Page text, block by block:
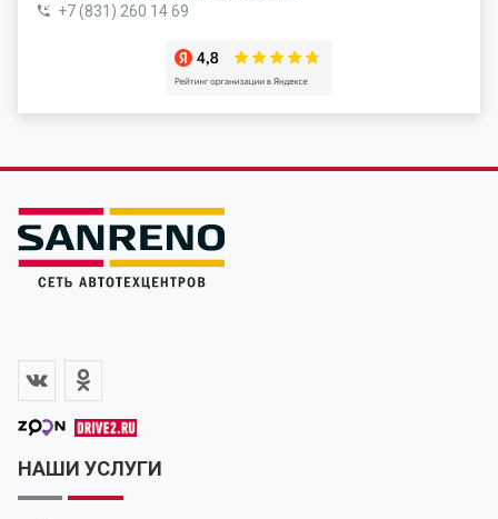
+7 (831) 260 14 69
НАШИ УСЛУГИ